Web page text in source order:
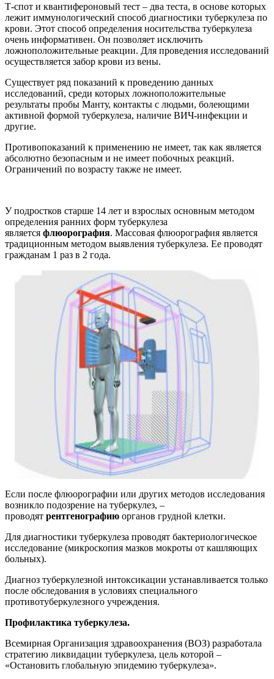
Т-спот и квантифероновый тест – два теста, в основе которых
лежит иммунологический способ диагностики туберкулеза по
крови. Этот способ определения носительства туберкулеза
очень информативен. Он позволяет исключить
ложноположительные реакции. Для проведения исследований
осуществляется забор крови из вены.
Существует ряд показаний к проведению данных
исследований, среди которых ложноположительные
результаты пробы Манту, контакты с людьми, болеющими
активной формой туберкулеза, наличие ВИЧ-инфекции и
другие.
Противопоказаний к применению не имеет, так как является
абсолютно безопасным и не имеет побочных реакций.
Ограничений по возрасту также не имеет.
У подростков старше 14 лет и взрослых основным методом
определения ранних форм туберкулеза
является флюорография. Массовая флюорография является
традиционным методом выявления туберкулеза. Ее проводят
гражданам 1 раз в 2 года.
Если после флюорографии или других методов исследования
возникло подозрение на туберкулез, –
проводят рентгенографию органов грудной клетки.
Для диагностики туберкулеза проводят бактериологическое
исследование (микроскопия мазков мокроты от кашляющих
больных).
Диагноз туберкулезной интоксикации устанавливается только
после обследования в условиях специального
противотуберкулезного учреждения.
Профилактика туберкулеза.
Всемирная Организация здравоохранения (ВОЗ) разработала
стратегию ликвидации туберкулеза, цель которой –
«Остановить глобальную эпидемию туберкулеза».